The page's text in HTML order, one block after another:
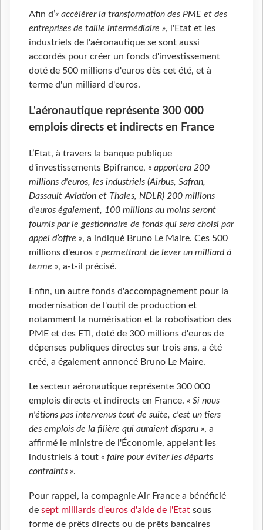
Afin d’« accélérer la transformation des PME et des
entreprises de taille intermédiaire », l'Etat et les
industriels de l'aéronautique se sont aussi
accordés pour créer un fonds d'investissement
doté de 500 millions d'euros dès cet été, et à
terme d'un milliard d'euros.
L'aéronautique représente 300 000
emplois directs et indirects en France
L’Etat, à travers la banque publique
d'investissements Bpifrance, « apportera 200
millions d'euros, les industriels (Airbus, Safran,
Dassault Aviation et Thales, NDLR) 200 millions
d'euros également, 100 millions au moins seront
fournis par le gestionnaire de fonds qui sera choisi par
appel d’offre », a indiqué Bruno Le Maire. Ces 500
millions d'euros « permettront de lever un milliard à
terme », a-t-il précisé.
Enfin, un autre fonds d'accompagnement pour la
modernisation de l'outil de production et
notamment la numérisation et la robotisation des
PME et des ETI, doté de 300 millions d'euros de
dépenses publiques directes sur trois ans, a été
créé, a également annoncé Bruno Le Maire.
Le secteur aéronautique représente 300 000
emplois directs et indirects en France. « Si nous
n'étions pas intervenus tout de suite, c'est un tiers
des emplois de la filière qui auraient disparu », a
affirmé le ministre de l'Économie, appelant les
industriels à tout « faire pour éviter les départs
contraints ».
Pour rappel, la compagnie Air France a bénéficié
de sept milliards d'euros d'aide de l'Etat sous
forme de prêts directs ou de prêts bancaires